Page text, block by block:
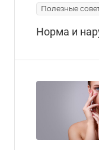
Полезные
Норма и